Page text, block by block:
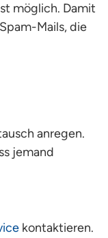
möglich. Damit
Mails, die
anregen.
jemand
kontaktieren.